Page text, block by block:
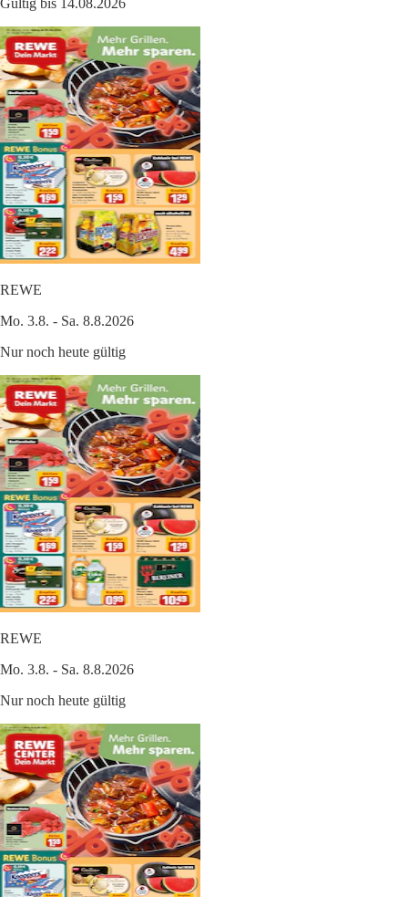
REWE
Mo. 3.8. - Sa. 8.8.2026
Nur noch heute gültig
REWE
Mo. 3.8. - Sa. 8.8.2026
Nur noch heute gültig